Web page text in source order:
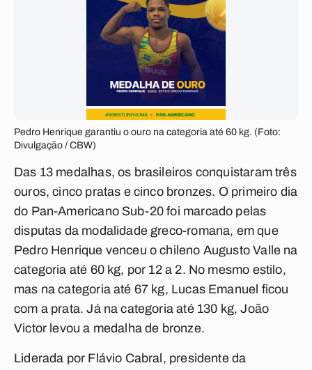
Pedro Henrique garantiu o ouro na categoria até 60 kg. (Foto:
Divulgação / CBW)
Das 13 medalhas, os brasileiros conquistaram três
ouros, cinco pratas e cinco bronzes. O primeiro dia
do Pan-Americano Sub-20 foi marcado pelas
disputas da modalidade greco-romana, em que
Pedro Henrique venceu o chileno Augusto Valle na
categoria até 60 kg, por 12 a 2. No mesmo estilo,
mas na categoria até 67 kg, Lucas Emanuel ficou
com a prata. Já na categoria até 130 kg, João
Victor levou a medalha de bronze.
Liderada por Flávio Cabral, presidente da